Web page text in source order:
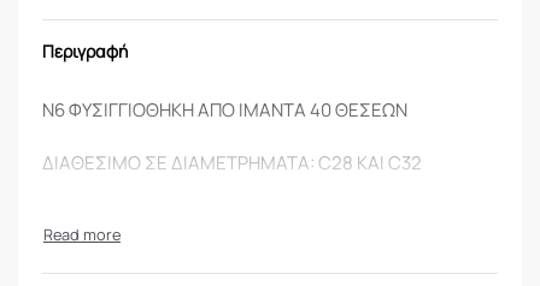
Περιγραφή
Ν6 ΦΥΣΙΓΓΙΟΘΗΚΗ ΑΠΟ ΙΜΑΝΤΑ 40 ΘΕΣΕΩΝ
ΔΙΑΘΕΣΙΜΟ ΣΕ ΔΙΑΜΕΤΡΗΜΑΤΑ: C28 KAI C32